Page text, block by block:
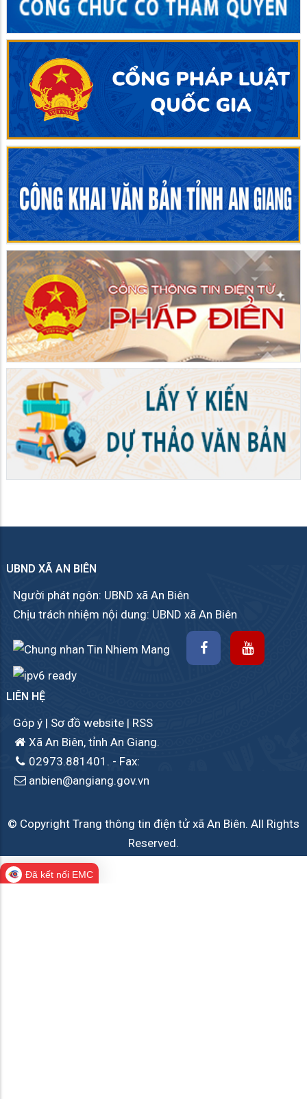
UBND XÃ AN BIÊN
Người phát ngôn: UBND xã An Biên
Chịu trách nhiệm nội dung: UBND xã An Biên
LIÊN HỆ
Góp ý | Sơ đồ website | RSS
Xã An Biên, tỉnh An Giang.
02973.881401. - Fax:
anbien@angiang.gov.vn
© Copyright Trang thông tin điện tử xã An Biên. All Rights
Reserved.
Đã kết nối EMC